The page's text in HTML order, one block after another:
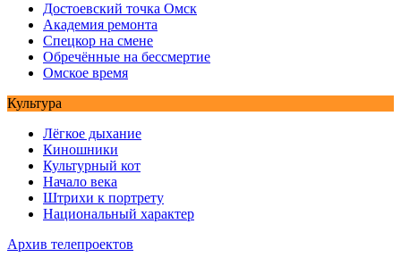
Достоевский точка Омск
Академия ремонта
Спецкор на смене
Обречённые на бессмертие
Омское время
Культура
Лёгкое дыхание
Киношники
Культурный кот
Начало века
Штрихи к портрету
Национальный характер
Архив телепроектов